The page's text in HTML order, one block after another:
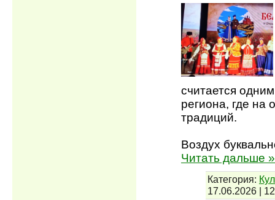
считается
региона, где на
традиций.
Воздух
Читать дальше »
Категория:
17.06.2026 |